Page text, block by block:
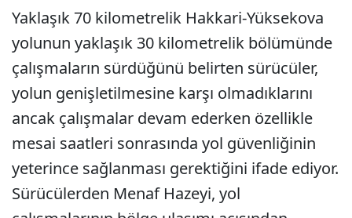
Yaklaşık 70 kilometrelik Hakkari-Yüksekova
yolunun yaklaşık 30 kilometrelik bölümünde
çalışmaların sürdüğünü belirten sürücüler,
yolun genişletilmesine karşı olmadıklarını
ancak çalışmalar devam ederken özellikle
mesai saatleri sonrasında yol güvenliğinin
yeterince sağlanması gerektiğini ifade ediyor.
Sürücülerden Menaf Hazeyi, yol